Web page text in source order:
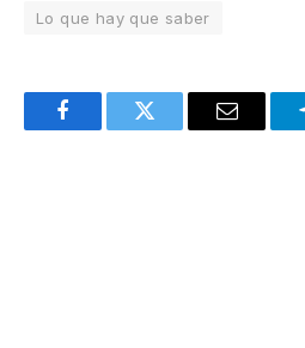
Lo que hay que saber
FacebookTwitter Email